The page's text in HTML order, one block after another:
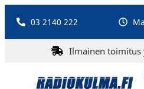
03 2140 222
Ilmainen toimitus